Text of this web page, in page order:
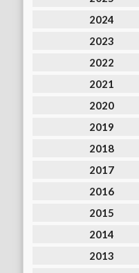
2024
2023
2022
2021
2020
2019
2018
2017
2016
2015
2014
2013